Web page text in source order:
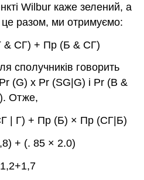
Wilbur каже зелений, а
разом, ми отримуємо:
& СГ) + Пр (Б & СГ)
сполучників говорить
(G) x Pr (SG|G) і Pr (B &
Отже,
| Г) + Пр (Б) × Пр (СГ|Б)
+ (. 85 × 2.0)